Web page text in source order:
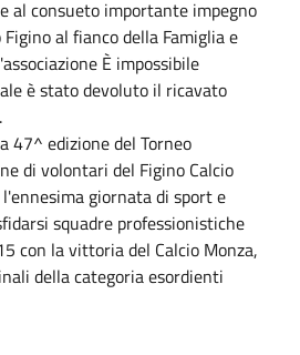
al consueto importante impegno
al fianco della Famiglia e
È impossibile
è stato devoluto il ricavato
47^ edizione del Torneo
di volontari del Figino Calcio
giornata di sport e
squadre professionistiche
con la vittoria del Calcio Monza,
della categoria esordienti